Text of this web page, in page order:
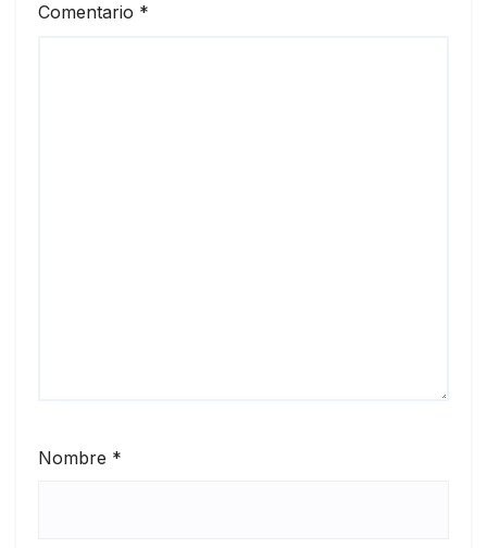
Comentario *
Nombre *